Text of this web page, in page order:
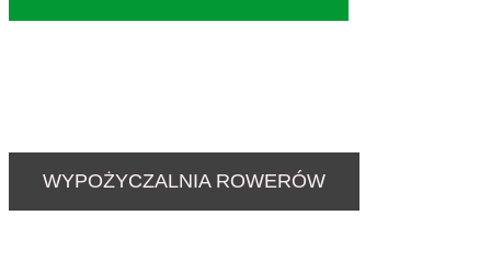
WYPOŻYCZALNIA ROWERÓW